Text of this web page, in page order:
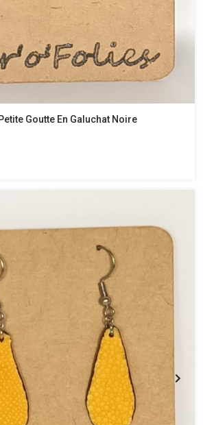
Goutte En Galuchat Noire